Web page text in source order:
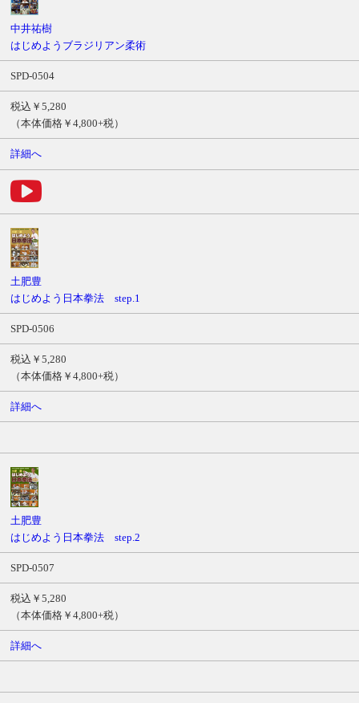
中井祐樹
はじめようブラジリアン柔術
SPD-0504
税込￥5,280
（本体価格￥4,800+税）
詳細へ
土肥豊
はじめよう日本拳法 step.1
SPD-0506
税込￥5,280
（本体価格￥4,800+税）
詳細へ
土肥豊
はじめよう日本拳法 step.2
SPD-0507
税込￥5,280
（本体価格￥4,800+税）
詳細へ